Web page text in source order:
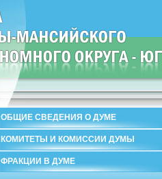
ОБЩИЕ СВЕДЕНИЯ О ДУМЕ
КОМИТЕТЫ И КОМИССИИ ДУМЫ
ФРАКЦИИ В ДУМЕ